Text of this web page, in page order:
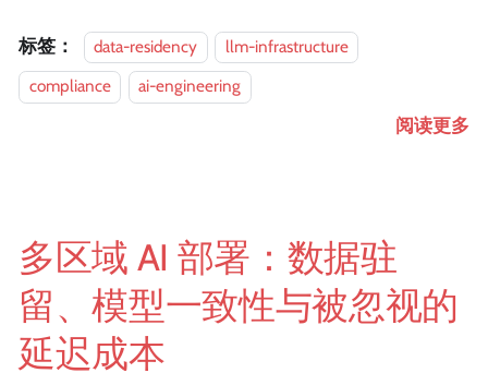
标签： data-residency
llm-infrastructure
compliance
ai-engineering
阅读更多
多区域 AI 部署：数据驻
留、模型一致性与被忽视的
延迟成本